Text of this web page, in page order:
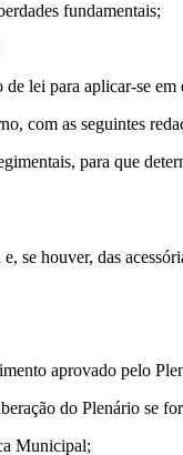
fundamentais;
lei para aplicar-se em
com as seguintes
para que
se houver, das
aprovado pelo
do Plenário se
Municipal;